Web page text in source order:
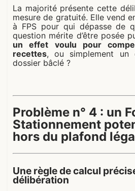
La majorité présente cette
mesure de gratuité. Elle vend
à FPS pour qui dépasse de
question mérite d’être posée
un effet voulu pour
recettes, ou simplement un
dossier bâclé ?
Problème n° 4 : un
Stationnement
hors du plafond
Une règle de calcul
délibération